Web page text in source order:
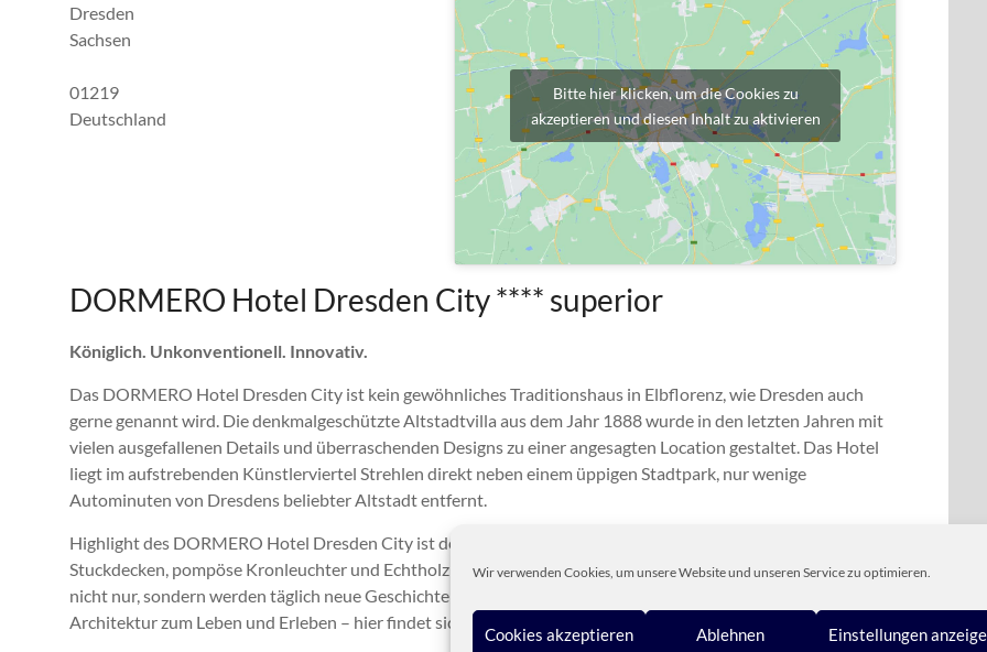
Wir verwenden Cookies, um unsere Website und unseren Service zu optimieren.
Cookies akzeptieren Ablehnen Einstellungen
Bitte hier klicken, um die Cookies zu
akzeptieren und diesen Inhalt zu aktivieren
Dresden
Sachsen
01219
Deutschland
DORMERO Hotel Dresden City **** superior
Königlich. Unkonventionell. Innovativ.
Das DORMERO Hotel Dresden City ist kein gewöhnliches Traditionshaus in Elbflorenz, wie Dresden auch
gerne genannt wird. Die denkmalgeschützte Altstadtvilla aus dem Jahr 1888 wurde in den letzten Jahren mit
vielen ausgefallenen Details und überraschenden Designs zu einer angesagten Location gestaltet. Das Hotel
liegt im aufstrebenden Künstlerviertel Strehlen direkt neben einem üppigen Stadtpark, nur wenige
Autominuten von Dresdens beliebter Altstadt entfernt.
Highlight des DORMERO Hotel Dresden City ist der opulente Ballsaal im Stil der Neorenaissance. Barocke
Stuckdecken, pompöse Kronleuchter und Echtholzparkett – in Dresdens wohl schönstem Ballsaal wurden
nicht nur, sondern werden täglich neue Geschichten geschrieben. Ein Haus zum Anfassen, konträre
Architektur zum Leben und Erleben – hier findet sich alles unter einem Dach.